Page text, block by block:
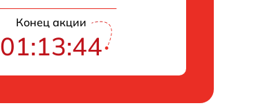
Конец акции
01:13:43